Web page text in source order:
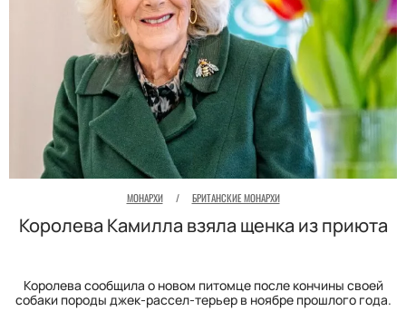
МОНАРХИ / БРИТАНСКИЕ МОНАРХИ
Королева Камилла взяла щенка из приюта
Королева сообщила о новом питомце после кончины своей
собаки породы джек-рассел-терьер в ноябре прошлого года.